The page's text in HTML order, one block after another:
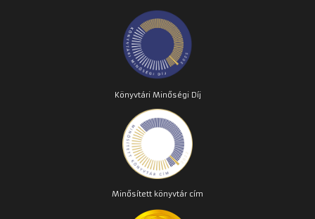
Könyvtári Minőségi Díj
Minősített könyvtár cím